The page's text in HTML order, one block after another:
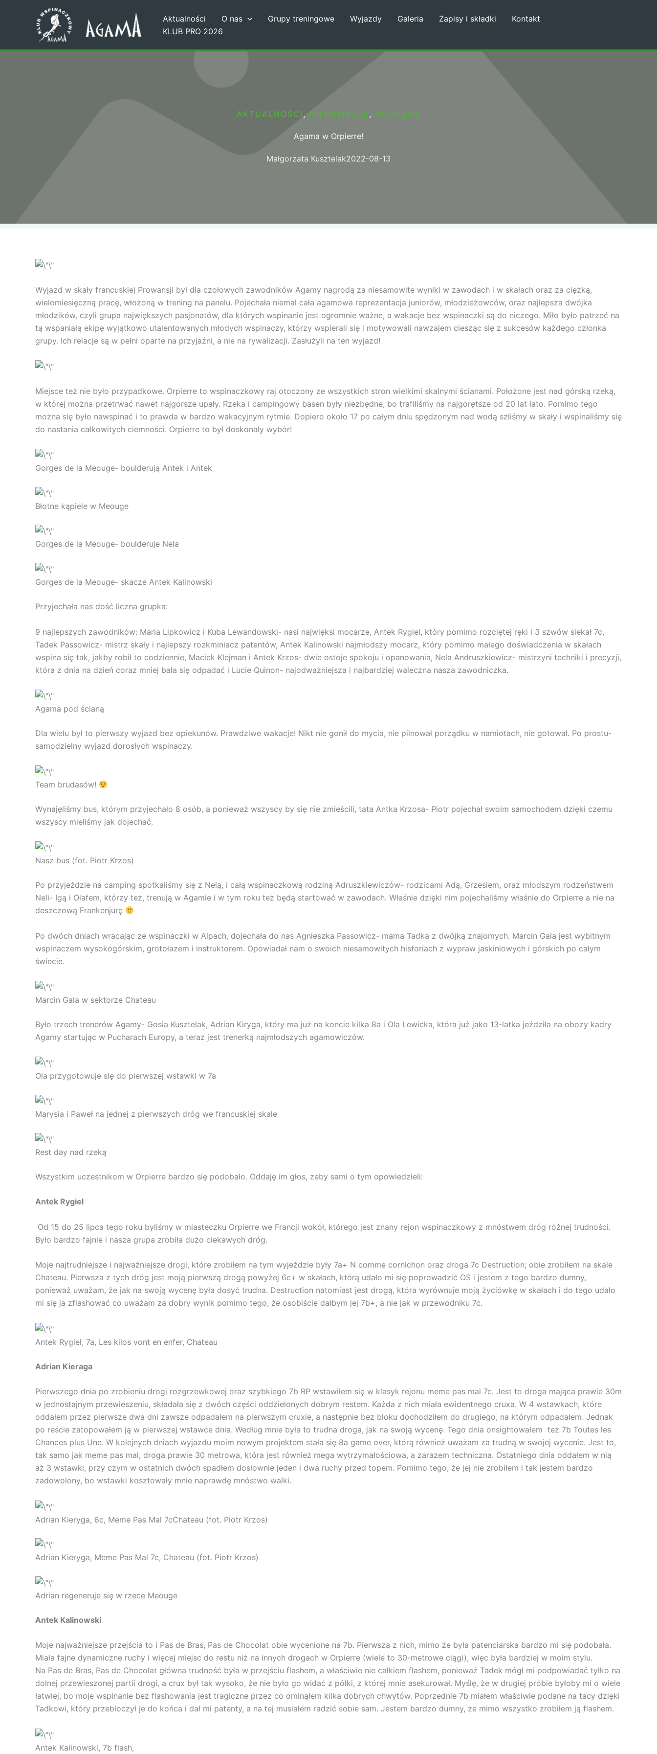
Aktualności O nas Grupy treningowe Wyjazdy Galeria Zapisy i składki
Kontakt
KLUB PRO 2026
AKTUALNOŚCI , INFORMACJE , WYJAZDY
Agama w Orpierre!
Małgorzata Kusztelak2022-08-13
Wyjazd w skały francuskiej Prowansji był dla czołowych zawodników Agamy nagrodą za niesamowite wyniki w zawodach i w skałach oraz za ciężką,
wielomiesięczną pracę, włożoną w trening na panelu. Pojechała niemal cała agamowa reprezentacja juniorów, młodzieżowców, oraz najlepsza dwójka
młodzików, czyli grupa największych pasjonatów, dla których wspinanie jest ogromnie ważne, a wakacje bez wspinaczki są do niczego. Miło było patrzeć na
tą wspaniałą ekipę wyjątkowo utalentowanych młodych wspinaczy, którzy wspierali się i motywowali nawzajem ciesząc się z sukcesów każdego członka
grupy. Ich relacje są w pełni oparte na przyjaźni, a nie na rywalizacji. Zasłużyli na ten wyjazd!
Miejsce też nie było przypadkowe. Orpierre to wspinaczkowy raj otoczony ze wszystkich stron wielkimi skalnymi ścianami. Położone jest nad górską rzeką,
w której można przetrwać nawet najgorsze upały. Rzeka i campingowy basen były niezbędne, bo trafiliśmy na najgorętsze od 20 lat lato. Pomimo tego
można się było nawspinać i to prawda w bardzo wakacyjnym rytmie. Dopiero około 17 po całym dniu spędzonym nad wodą szliśmy w skały i wspinaliśmy się
do nastania całkowitych ciemności. Orpierre to był doskonały wybór!
Gorges de la Meouge- boulderują Antek i Antek
Błotne kąpiele w Meouge
Gorges de la Meouge- boulderuje Nela
Gorges de la Meouge- skacze Antek Kalinowski
Przyjechała nas dość liczna grupka:
9 najlepszych zawodników: Maria Lipkowicz i Kuba Lewandowski- nasi najwięksi mocarze, Antek Rygiel, który pomimo rozciętej ręki i 3 szwów siekał 7c,
Tadek Passowicz- mistrz skały i najlepszy rozkminiacz patentów, Antek Kalinowski najmłodszy mocarz, który pomimo małego doświadczenia w skałach
wspina się tak, jakby robił to codziennie, Maciek Klejman i Antek Krzos- dwie ostoje spokoju i opanowania, Nela Andruszkiewicz- mistrzyni techniki i precyzji,
która z dnia na dzień coraz mniej bała się odpadać i Lucie Quinon- najodważniejsza i najbardziej waleczna nasza zawodniczka.
Agama pod ścianą
Dla wielu był to pierwszy wyjazd bez opiekunów. Prawdziwe wakacje! Nikt nie gonił do mycia, nie pilnował porządku w namiotach, nie gotował. Po prostu-
samodzielny wyjazd dorosłych wspinaczy.
Team brudasów!
Wynajęliśmy bus, którym przyjechało 8 osób, a ponieważ wszyscy by się nie zmieścili, tata Antka Krzosa- Piotr pojechał swoim samochodem dzięki czemu
wszyscy mieliśmy jak dojechać.
Nasz bus (fot. Piotr Krzos)
Po przyjeżdzie na camping spotkaliśmy się z Nelą, i całą wspinaczkową rodziną Adruszkiewiczów- rodzicami Adą, Grzesiem, oraz młodszym rodzeństwem
Neli- Igą i Olafem, którzy też, trenują w Agamie i w tym roku też będą startować w zawodach. Właśnie dzięki nim pojechaliśmy właśnie do Orpierre a nie na
deszczową Frankenjurę
Po dwóch dniach wracając ze wspinaczki w Alpach, dojechała do nas Agnieszka Passowicz- mama Tadka z dwójką znajomych. Marcin Gala jest wybitnym
wspinaczem wysokogórskim, grotołazem i instruktorem. Opowiadał nam o swoich niesamowitych historiach z wypraw jaskiniowych i górskich po całym
świecie.
Marcin Gala w sektorze Chateau
Było trzech trenerów Agamy- Gosia Kusztelak, Adrian Kiryga, który ma już na koncie kilka 8a i Ola Lewicka, która już jako 13-latka jeździła na obozy kadry
Agamy startując w Pucharach Europy, a teraz jest trenerką najmłodszych agamowiczów.
Ola przygotowuje się do pierwszej wstawki w 7a
Marysia i Paweł na jednej z pierwszych dróg we francuskiej skale
Rest day nad rzeką
Wszystkim uczestnikom w Orpierre bardzo się podobało. Oddaję im głos, żeby sami o tym opowiedzieli:
Antek Rygiel
Od 15 do 25 lipca tego roku byliśmy w miasteczku Orpierre we Francji wokół, którego jest znany rejon wspinaczkowy z mnóstwem dróg różnej trudności.
Było bardzo fajnie i nasza grupa zrobiła dużo ciekawych dróg.
Moje najtrudniejsze i najważniejsze drogi, które zrobiłem na tym wyjeździe były 7a+ N comme cornichon oraz droga 7c Destruction; obie zrobiłem na skale
Chateau. Pierwsza z tych dróg jest moją pierwszą drogą powyżej 6c+ w skałach, którą udało mi się poprowadzić OS i jestem z tego bardzo dumny,
ponieważ uważam, że jak na swoją wycenę była dosyć trudna. Destruction natomiast jest drogą, która wyrównuje moją życiówkę w skałach i do tego udało
mi się ja zflashować co uważam za dobry wynik pomimo tego, że osobiście dałbym jej 7b+, a nie jak w przewodniku 7c.
Antek Rygiel, 7a, Les kilos vont en enfer, Chateau
Adrian Kieraga
Pierwszego dnia po zrobieniu drogi rozgrzewkowej oraz szybkiego 7b RP wstawiłem się w klasyk rejonu meme pas mal 7c. Jest to droga mająca prawie 30m
w jednostajnym przewieszeniu, składała się z dwóch części oddzielonych dobrym restem. Każda z nich miała ewidentnego cruxa. W 4 wstawkach, które
oddałem przez pierwsze dwa dni zawsze odpadałem na pierwszym cruxie, a następnie bez bloku dochodziłem do drugiego, na którym odpadałem. Jednak
po reście zatopowałem ją w pierwszej wstawce dnia. Według mnie była to trudna droga, jak na swoją wycenę. Tego dnia onsightowałem też 7b Toutes les
Chances plus Une. W kolejnych dniach wyjazdu moim nowym projektem stała się 8a game over, którą również uważam za trudną w swojej wycenie. Jest to,
tak samo jak meme pas mal, droga prawie 30 metrowa, która jest również mega wytrzymałościowa, a zarazem techniczna. Ostatniego dnia oddałem w nią
aż 3 wstawki, przy czym w ostatnich dwóch spadłem dosłownie jeden i dwa ruchy przed topem. Pomimo tego, że jej nie zrobiłem i tak jestem bardzo
zadowolony, bo wstawki kosztowały mnie naprawdę mnóstwo walki.
Adrian Kieryga, 6c, Meme Pas Mal 7cChateau (fot. Piotr Krzos)
Adrian Kieryga, Meme Pas Mal 7c, Chateau (fot. Piotr Krzos)
Adrian regeneruje się w rzece Meouge
Antek Kalinowski
Moje najważniejsze przejścia to i Pas de Bras, Pas de Chocolat obie wycenione na 7b. Pierwsza z nich, mimo że była patenciarska bardzo mi się podobała.
Miała fajne dynamiczne ruchy i więcej miejsc do restu niż na innych drogach w Orpierre (wiele to 30-metrowe ciągi), więc była bardziej w moim stylu.
Na Pas de Bras, Pas de Chocolat główna trudność była w przejściu flashem, a właściwie nie całkiem flashem, ponieważ Tadek mógł mi podpowiadać tylko na
dolnej przewieszonej partii drogi, a crux był tak wysoko, że nie było go widać z półki, z której mnie asekurował. Myślę, że w drugiej próbie byłoby mi o wiele
łatwiej, bo moje wspinanie bez flashowania jest tragiczne przez co ominąłem kilka dobrych chwytów. Poprzednie 7b miałem właściwie podane na tacy dzięki
Tadkowi, który przebloczył je do końca i dał mi patenty, a na tej musiałem radzić sobie sam. Jestem bardzo dumny, że mimo wszystko zrobiłem ją flashem.
Antek Kalinowski, 7b flash,